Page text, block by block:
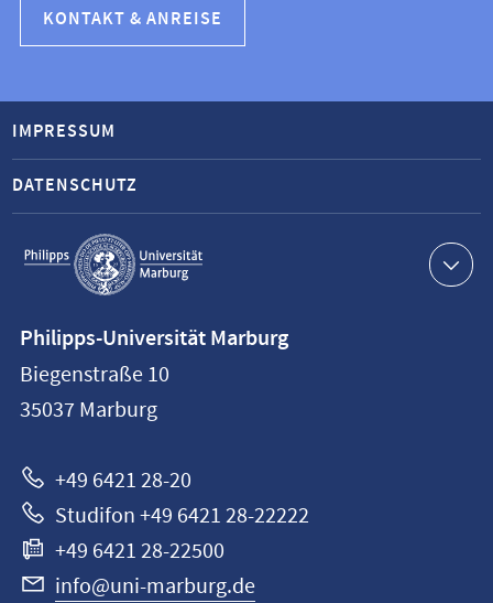
KONTAKT & ANREISE
Service-
Navigation
IMPRESSUM
DATENSCHUTZ
Philipps-
Universität
Marburg
Philipps-Universität Marburg
Biegenstraße 10
35037 Marburg
+49 6421 28-20
Studifon +49 6421 28-22222
+49 6421 28-22500
info@uni-marburg.de